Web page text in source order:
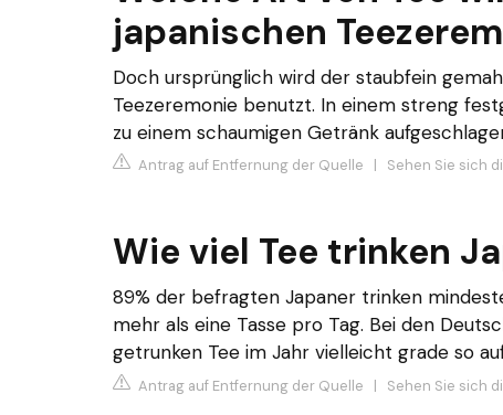
japanischen
Doch ursprünglich wird der staubfein
Teezeremonie benutzt. In einem streng
zu einem schaumigen Getränk
Antrag auf Entfernung der Quelle | Sehen Sie sich
Wie viel Tee trinken
89% der befragten Japaner trinken
mehr als eine Tasse pro Tag. Bei den
getrunken Tee im Jahr vielleicht grade so
Antrag auf Entfernung der Quelle | Sehen Sie sich